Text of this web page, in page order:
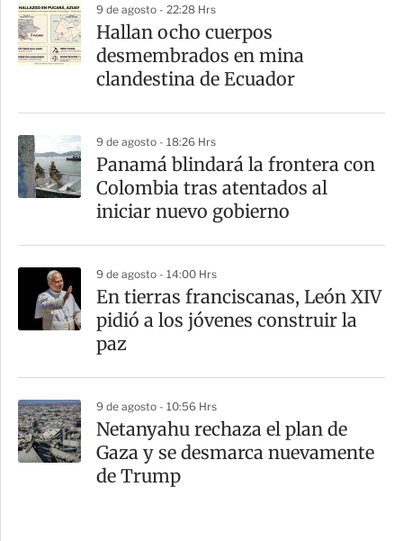
r
9 de agosto - 22:28 Hrs
Hallan ocho cuerpos
desmembrados en mina
clandestina de Ecuador
9 de agosto - 18:26 Hrs
Panamá blindará la frontera con
Colombia tras atentados al
iniciar nuevo gobierno
9 de agosto - 14:00 Hrs
En tierras franciscanas, León XIV
pidió a los jóvenes construir la
paz
9 de agosto - 10:56 Hrs
Netanyahu rechaza el plan de
Gaza y se desmarca nuevamente
de Trump